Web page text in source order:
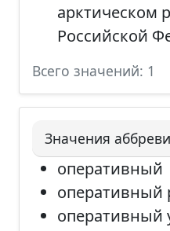
арктическом
Российской
Всего значений: 1
Значения
оперативный
оперативный